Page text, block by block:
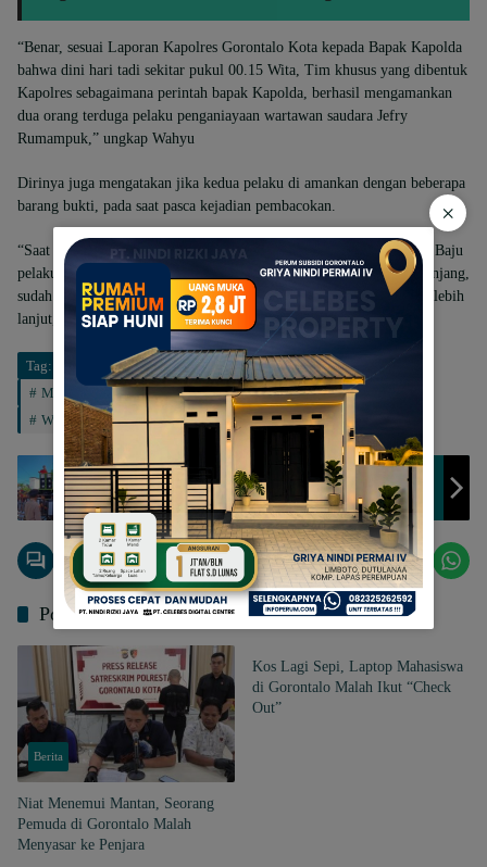
“Benar, sesuai Laporan Kapolres Gorontalo Kota kepada Bapak Kapolda
bahwa dini hari tadi sekitar pukul 00.15 Wita, Tim khusus yang dibentuk
Kapolres sebagaimana perintah bapak Kapolda, berhasil mengamankan
dua orang terduga pelaku penganiayaan wartawan saudara Jefry
Rumampuk,” ungkap Wahyu
Dirinya juga mengatakan jika kedua pelaku di amankan dengan beberapa
barang bukti, pada saat pasca kejadian pembacokan.
“Saat ini kedua pelaku beserta barang bukti berupa satu unit motor, Baju
pelaku yang dipakai saat melakukan pembacokan dan satu Badik panjang,
sudah diamankan di Polres Gorontalo Kota guna proses penyidikan lebih
lanjut,” kata Wahyu.(Win/Relatif.id)
Tag: AKBP Suka Irawanto Gorontalo
Jurnalis
Mapolres Gorontalo Kota
Media
Pembacokan
Wartawan
Masyarakat Soroti Proses Tender Proyek Di BPBJ
Kabgor, Heriyanto Kodai: Semua Sesuai Prosedur
Pos Terkait
Berita
Niat Menemui Mantan, Seorang
Pemuda di Gorontalo Malah
Menyasar ke Penjara
Berita
Kos Lagi Sepi, Laptop Mahasiswa
di Gorontalo Malah Ikut “Check
Out”
×